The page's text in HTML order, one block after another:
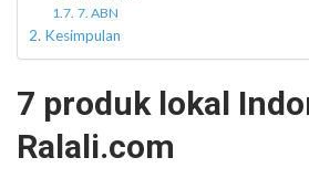
7. ABN
Kesimpulan
7 produk lokal
Ralali.com